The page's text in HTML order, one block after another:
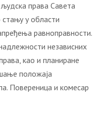
права Савета
у области
равноправности.
независних
као и планиране
положаја
Повереница и комесар